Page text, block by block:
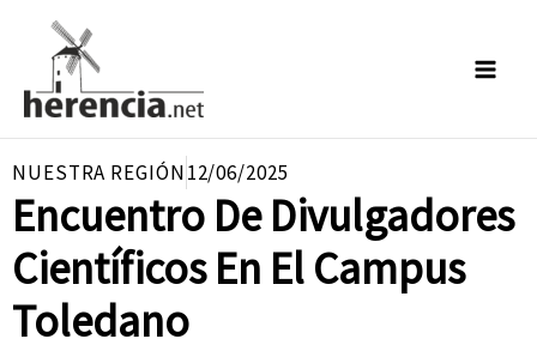
contenido
NUESTRA REGIÓN12/06/2025
Encuentro De Divulgadores
Científicos En El Campus
Toledano